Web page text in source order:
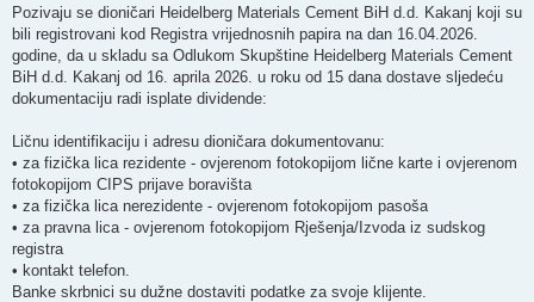
s
Pozivaju se dioničari Heidelberg Materials Cement BiH d.d. Kakanj koji su
bili registrovani kod Registra vrijednosnih papira na dan 16.04.2026.
godine, da u skladu sa Odlukom Skupštine Heidelberg Materials Cement
BiH d.d. Kakanj od 16. aprila 2026. u roku od 15 dana dostave sljedeću
dokumentaciju radi isplate dividende:
Ličnu identifikaciju i adresu dioničara dokumentovanu:
• za fizička lica rezidente - ovjerenom fotokopijom lične karte i ovjerenom
fotokopijom CIPS prijave boravišta
• za fizička lica nerezidente - ovjerenom fotokopijom pasoša
• za pravna lica - ovjerenom fotokopijom Rješenja/Izvoda iz sudskog
registra
• kontakt telefon.
Banke skrbnici su dužne dostaviti podatke za svoje klijente.